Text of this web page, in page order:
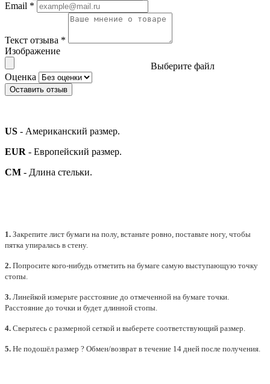
Email *
Текст отзыва *
Изображение
Выберите файл
Оценка
Оставить отзыв
US - Американский размер.
EUR - Европейский размер.
СМ - Длина стельки.
1. Закрепите лист бумаги на полу, встаньте ровно, поставьте ногу, чтобы
пятка упиралась в стену.
2. Попросите кого-нибудь отметить на бумаге самую выступающую точку
стопы.
3. Линейкой измерьте расстояние до отмеченной на бумаге точки.
Расстояние до точки и будет длинной стопы.
4. Сверьтесь с размерной сеткой и выберете соответствующий размер.
5. Не подошёл размер ? Обмен/возврат в течение 14 дней после получения.